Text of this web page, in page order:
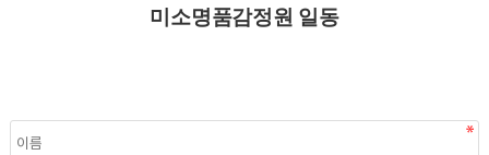
미소명품감정원 일동